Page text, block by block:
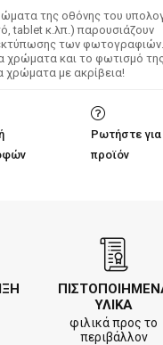
της οθόνης του
tablet κ.λπ.) παρουσιάζουν
των φωτογραφιών.
χρώματα και το φωτισμό της
χρώματα με ακρίβεια!
Ρωτήστε για
προϊόν
ΥΛΙΚΑ
φιλικά προς το
περιβάλλον